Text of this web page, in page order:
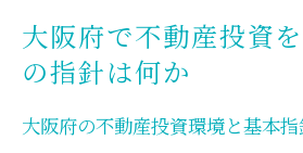
不動産特定共同事業法と
ト解説
大阪府公式リリースに学
大阪府で不動産投資
の指針は何か
大阪府の不動産投資環境と基本